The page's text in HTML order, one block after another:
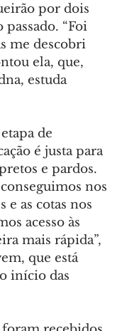
por dois
passado. “Foi
me descobri
ela, que,
estuda
de
é justa para
e pardos.
nos
e as cotas nos
acesso às
mais rápida”,
que está
início das